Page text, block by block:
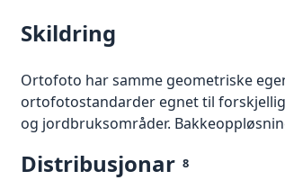
Skildring
Ortofoto har samme geometriske
ortofotostandarder egnet til
og jordbruksområder.
Distribusjonar 8